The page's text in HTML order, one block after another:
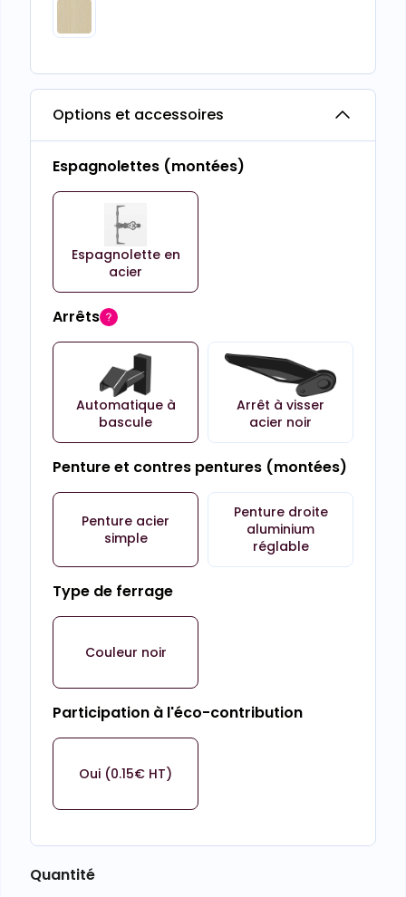
Options et accessoires
Espagnolettes (montées)
Espagnolette en
acier
Arrêts
Automatique à
bascule
Arrêt à visser
acier noir
Penture et contres pentures (montées)
Penture acier
simple
Penture droite
aluminium
réglable
Type de ferrage
Couleur noir
Participation à l'éco-contribution
Oui (0.15€ HT)
Quantité